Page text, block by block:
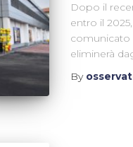
Dopo il
entro il
comunicato
eliminerà
By